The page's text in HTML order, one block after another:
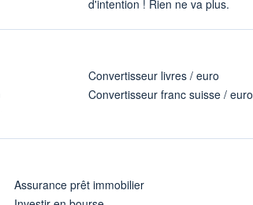
d'intention ! Rien ne va plus.
Convertisseur livres / euro
Convertisseur franc suisse / euro
Assurance prêt immobilier